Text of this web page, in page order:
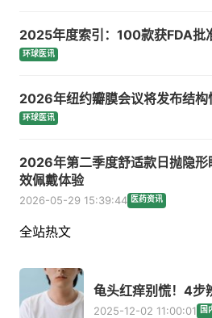
2025年度索引：100款获FDA批
环球医讯
2026年纽约瓣膜会议将发布结构
环球医讯
2026年第二季度舒适款日抛隐形
效佩戴体验
2026-05-29 15:39:44 医药资讯
全站热文
龟头红痒别慌！4步
2025-12-02 11:00:01 国